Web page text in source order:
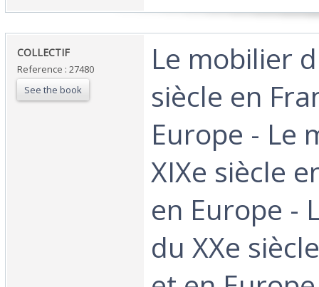
‎COLLECTIF‎
Reference : 27480
See the book
‎Le mobilier
siècle en
Europe - Le
XIXe siècle
en Europe -
du XXe